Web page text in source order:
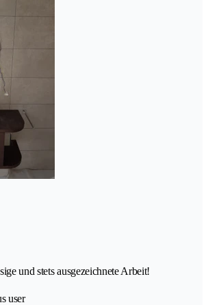
und stets ausgezeichnete Arbeit!
user